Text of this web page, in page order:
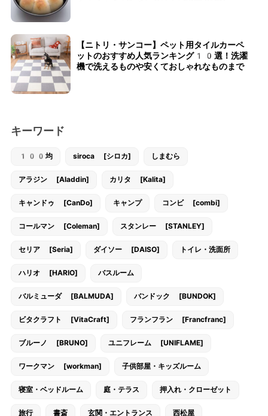
【ニトリ・サンコー】ペット用タイルカーペ
ットのおすすめ人気ランキング10選！洗濯
機で洗えるものや安くておしゃれなものまで
キーワード
100均 siroca [シロカ] しまむら
アラジン [Aladdin] カリタ [Kalita]
キャンドゥ [CanDo] キャンプ コンビ [combi]
コールマン [Coleman] スタンレー [STANLEY]
セリア [Seria] ダイソー [DAISO] トイレ・洗面所
ハリオ [HARIO] バスルーム
バルミューダ [BALMUDA] バンドック [BUNDOK]
ビタクラフト [VitaCraft] フランフラン [Francfranc]
ブルーノ [BRUNO] ユニフレーム [UNIFLAME]
ワークマン [workman] 子供部屋・キッズルーム
寝室・ベッドルーム 庭・テラス 押入れ・クローゼット
旅行 書斎 玄関・エントランス 西松屋